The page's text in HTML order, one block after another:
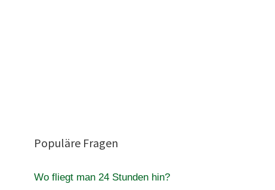
Populäre Fragen
Wo fliegt man 24 Stunden hin?